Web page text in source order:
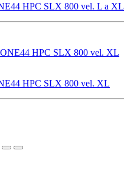
HPC SLX 800 vel. L a XL
HPC SLX 800 vel. XL